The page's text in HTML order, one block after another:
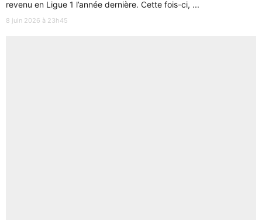
revenu en Ligue 1 l’année dernière. Cette fois-ci, ...
8 juin 2026 à 23h45